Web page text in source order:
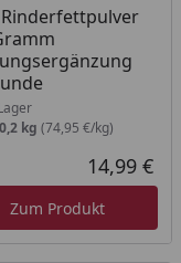
am Lager
0,2 kg (74,95 €/kg)
14,99 €
Zum Produkt